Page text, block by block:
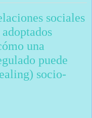
sociales
una
puede
socio-